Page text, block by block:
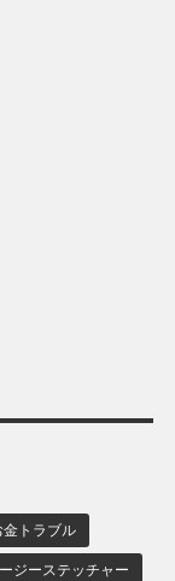
金トラブル
ジーステッチャー